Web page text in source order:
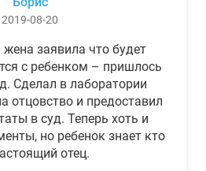
2019-08-20
жена заявила что будет
с ребенком – пришлось
Сделал в лаборатории
отцовство и предоставил
в суд. Теперь хоть и
но ребенок знает кто
отец.